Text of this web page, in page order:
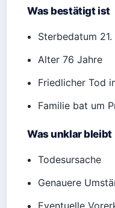
Was bestätigt ist
Sterbedatum
Alter 76 Jahre
Friedlicher Tod
Familie bat um
Was unklar bleibt
Todesursache
Genauere
Eventuelle